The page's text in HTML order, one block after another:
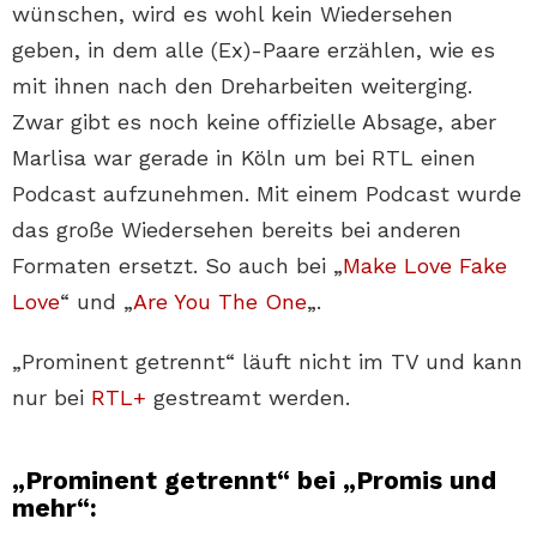
wünschen, wird es wohl kein Wiedersehen
geben, in dem alle (Ex)-Paare erzählen, wie es
mit ihnen nach den Dreharbeiten weiterging.
Zwar gibt es noch keine offizielle Absage, aber
Marlisa war gerade in Köln um bei RTL einen
Podcast aufzunehmen. Mit einem Podcast wurde
das große Wiedersehen bereits bei anderen
Formaten ersetzt. So auch bei „Make Love Fake
Love“ und „Are You The One„.
„Prominent getrennt“ läuft nicht im TV und kann
nur bei RTL+ gestreamt werden.
„Prominent getrennt“ bei „Promis und
mehr“: